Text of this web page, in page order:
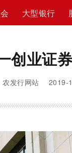
大型银行
创业证
农发行网站 2019-